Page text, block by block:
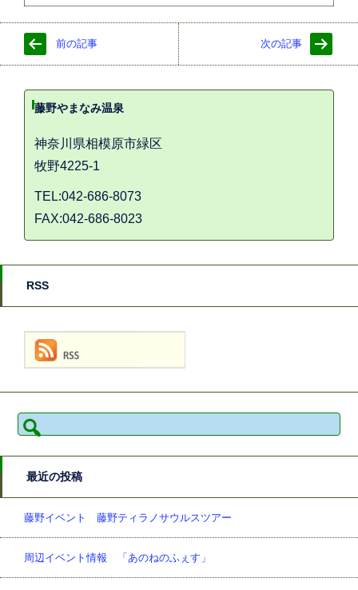
前の記事 次の記事
藤野やまなみ温泉
神奈川県相模原市緑区
牧野4225-1
TEL:042-686-8073
FAX:042-686-8023
RSS
検
索:
最近の投稿
藤野イベント 藤野ティラノサウルスツアー
周辺イベント情報 「あのねのふぇす」